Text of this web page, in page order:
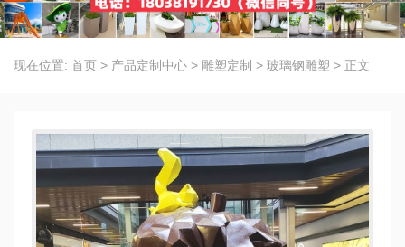
现在位置: 首页 > 产品定制中心 > 雕塑定制 > 玻璃钢雕塑 > 正文